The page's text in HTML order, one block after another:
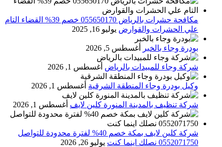
مكافحة حشرات بالرياض 055650170 خصم 39% القضاء التام
علي الحشرات والقوارض يوليو 16, 2025
بودرة وجاء بالخبر أغسطس 5, 2026
شركة وجاء للمبيدات بالرياض أغسطس 1, 2026
وكيل بودرة وجاء المنطقة الشرقية أغسطس 1, 2026
شركة تنظيف بالمدينة المنورة كلين لايف أغسطس 1, 2026
شركة كلين لايف بمكة خصم 40% لفترة محدودة للتواصل
0552071750 نصلك اينما كنت
يوليو 26, 2026